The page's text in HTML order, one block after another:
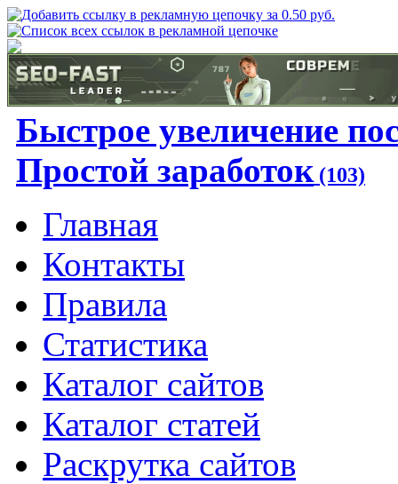
Быстрое увеличение
Простой заработок(103)
Главная
Контакты
Правила
Статистика
Каталог сайтов
Каталог статей
Раскрутка сайтов